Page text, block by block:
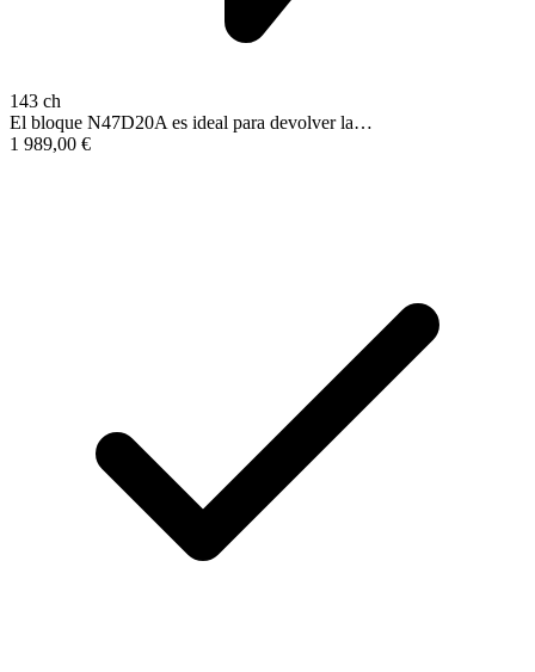
143 ch
El bloque N47D20A es ideal para devolver la…
1 989,00 €